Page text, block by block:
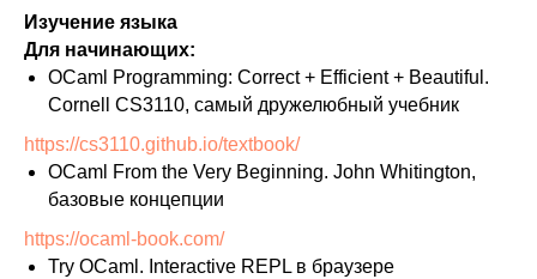
Изучение языка
Для начинающих:
OCaml Programming: Correct + Efficient + Beautiful.
Cornell CS3110, самый дружелюбный учебник
https://cs3110.github.io/textbook/
OCaml From the Very Beginning. John Whitington,
базовые концепции
https://ocaml-book.com/
Try OCaml. Interactive REPL в браузере